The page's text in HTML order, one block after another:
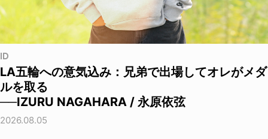
ID
LA五輪への意気込み：兄弟で出場してオレがメダ
ルを取る
──IZURU NAGAHARA / 永原依弦
2026.08.05